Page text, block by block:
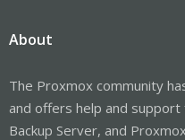
About
The Proxmox community
and offers help and
Backup Server, and